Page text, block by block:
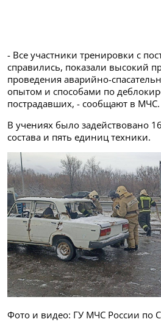
- Все участники тренировки с
справились, показали высокий
проведения аварийно-
опытом и способами по
пострадавших, - сообщают в МЧС.
В учениях было задействовано
состава и пять единиц техники.
Фото и видео: ГУ МЧС России по